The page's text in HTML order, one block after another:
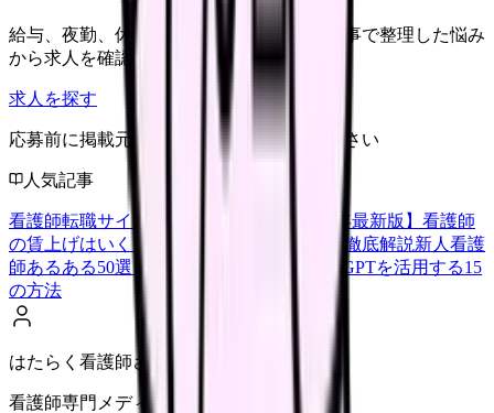
給与、夜勤、休み、ブランクなど、この記事で整理した悩み
から求人を確認できます。
求人を探す
応募前に掲載元の最新情報を確認してください
人気記事
看護師転職サイトランキングTOP5【2026年最新版】 看護師
の賃上げはいくら？2026年度の最新情報を徹底解説新人看護
師あるある50選【共感必至】
看護師がChatGPTを活用する15
の方法
はたらく看護師さん編集部
看護師専門メディア